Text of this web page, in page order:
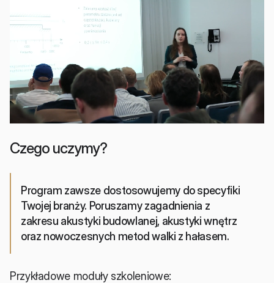
Czego uczymy?
Program zawsze dostosowujemy do specyfiki
Twojej branży. Poruszamy zagadnienia z
zakresu akustyki budowlanej, akustyki wnętrz
oraz nowoczesnych metod walki z hałasem.
Przykładowe moduły szkoleniowe: